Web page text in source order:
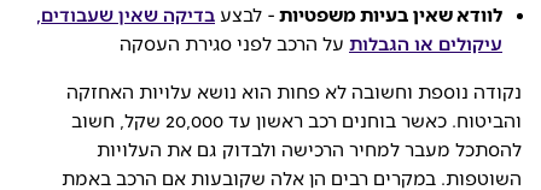
לוודא שאין בעיות משפטיות- לבצעבדיקה שאין שעבודים,
עיקולים או הגבלותעל הרכב לפני סגירת העסקה
נקודה נוספת וחשובה לא פחות הוא נושא עלויות האחזקה
והביטוח. כאשר בוחנים רכב ראשון עד 20,000 שקל, חשוב
להסתכל מעבר למחיר הרכישה ולבדוק גם את העלויות
השוטפות. במקרים רבים הן אלה שקובעות אם הרכב באמת